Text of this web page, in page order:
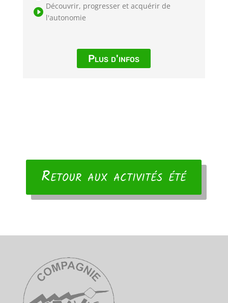

Découvrir, progresser et acquérir de
l'autonomie
Plus d'infos
Retour aux activités été